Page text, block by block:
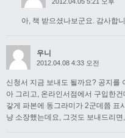
아, 책 받으셨나보군요. 감사합
우니
2012.04.08 4:33 오전
신청서 지금 보내도 될까요? 공지를
아 그리고, 온라인서점에서 구입한
갛게 파본에 동그라미가 2군데쯤 표
냥 소장했는데요, 그것도 보내드리